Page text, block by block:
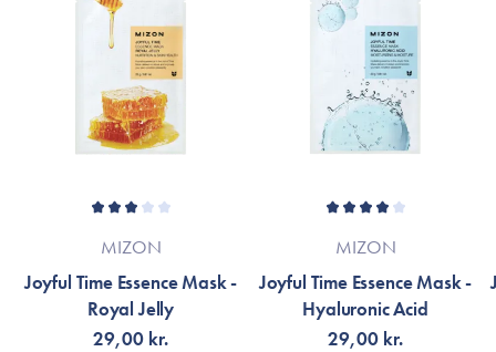
MIZON
Joyful Time Essence Mask -
Royal Jelly
29,00 kr.
MIZON
Joyful Time Essence Mask -
Hyaluronic Acid
29,00 kr.